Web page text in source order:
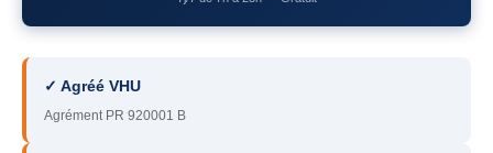
78– Yvelines
93– Seine-Saint-Denis
✓ Agréé VHU
Agrément PR 920001 B